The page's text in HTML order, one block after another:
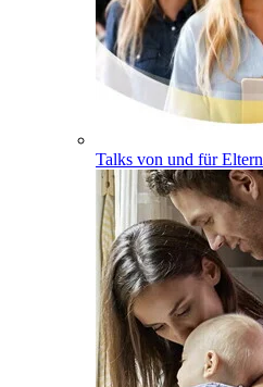
Talks von und für Eltern